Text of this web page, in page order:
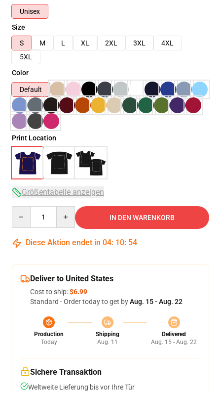
Unisex
Size
S
M L XL 2XL 3XL
4XL
5XL
Color
Default
Print Location
Größentabelle anzeigen
IN DEN WARENKORB
Diese Aktion endet in 04: 10: 54
Deliver to United States
Cost to ship:$6.99
Standard - Order today to get byAug. 15 - Aug. 22
Production
Today
Shipping
Aug. 11
Delivered
Aug. 15 - Aug. 22
Sichere Transaktion
Weltweite Lieferung bis vor Ihre Tür